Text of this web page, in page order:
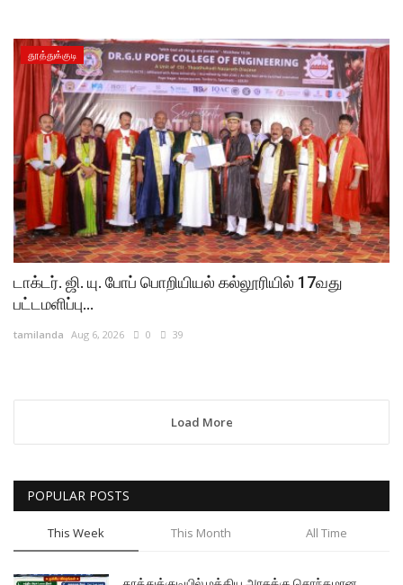
தூத்துக்குடி
டாக்டர். ஜி. யு. போப் பொறியியல் கல்லூரியில் 17வது
பட்டமளிப்பு...
tamilanda Aug 6, 2026 0 39
Load More
POPULAR POSTS
This Week This Month All Time